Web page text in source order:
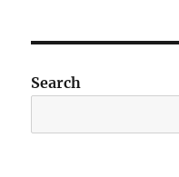
Search